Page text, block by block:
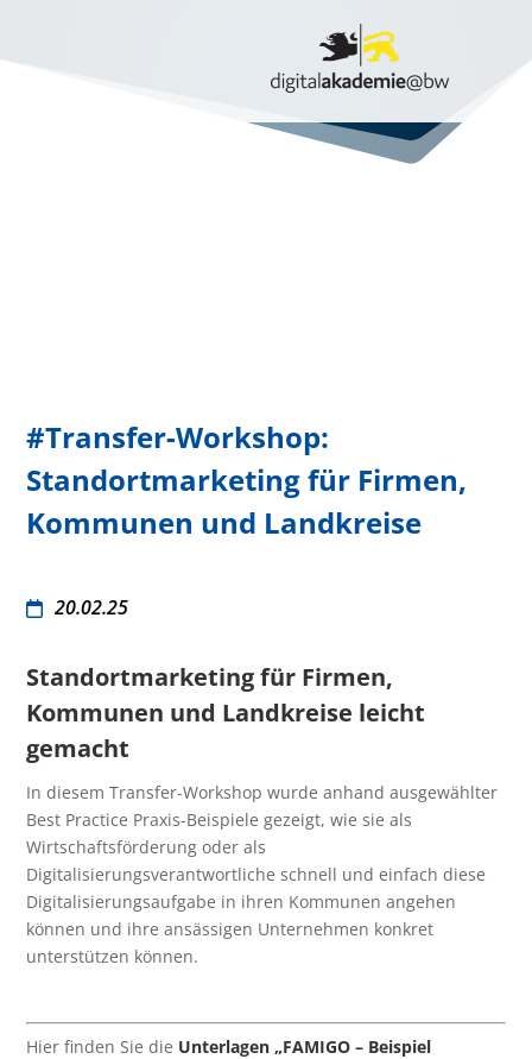
#Transfer-Workshop:
Standortmarketing für Firmen,
Kommunen und Landkreise
20.02.25
Standortmarketing für Firmen,
Kommunen und Landkreise leicht
gemacht
In diesem Transfer-Workshop wurde anhand ausgewählter
Best Practice Praxis-Beispiele gezeigt, wie sie als
Wirtschaftsförderung oder als
Digitalisierungsverantwortliche schnell und einfach diese
Digitalisierungsaufgabe in ihren Kommunen angehen
können und ihre ansässigen Unternehmen konkret
unterstützen können.
Hier finden Sie die Unterlagen „FAMIGO – Beispiel